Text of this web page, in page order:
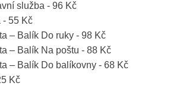
služba - 96 Kč
- 55 Kč
– Balík Do ruky - 98 Kč
– Balík Na poštu - 88 Kč
– Balík Do balíkovny - 68 Kč
Kč